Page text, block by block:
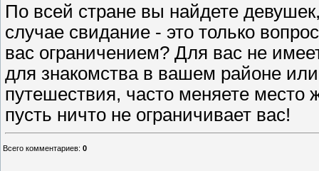
По всей стране вы найдете
случае свидание - это только
вас ограничением? Для вас не
для знакомства в вашем районе
путешествия, часто меняете место
пусть ничто не ограничивает вас!
Всего комментариев: 0